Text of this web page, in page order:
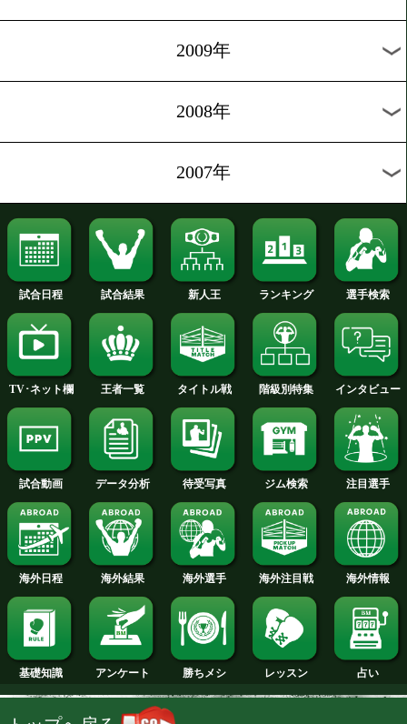
2018年
2017年
2016年
2015年
2014年
2013年
2012年
2011年
2010年